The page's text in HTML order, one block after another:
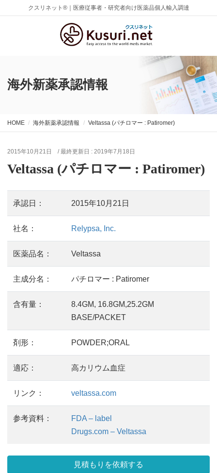
クスリネット®｜医療従事者・研究者向け医薬品個人輸入調達
海外新薬承認情報
HOME 海外新薬承認情報 Veltassa (パチロマー : Patiromer)
2015年10月21日 / 最終更新日 : 2019年7月18日
Veltassa (パチロマー : Patiromer)
承認日： 2015年10月21日
社名： Relypsa, Inc.
医薬品名： Veltassa
主成分名： パチロマー : Patiromer
含有量：
8.4GM, 16.8GM,25.2GM
BASE/PACKET
剤形： POWDER;ORAL
適応： 高カリウム血症
リンク： veltassa.com
参考資料：
FDA – label
Drugs.com – Veltassa
見積もりを依頼する